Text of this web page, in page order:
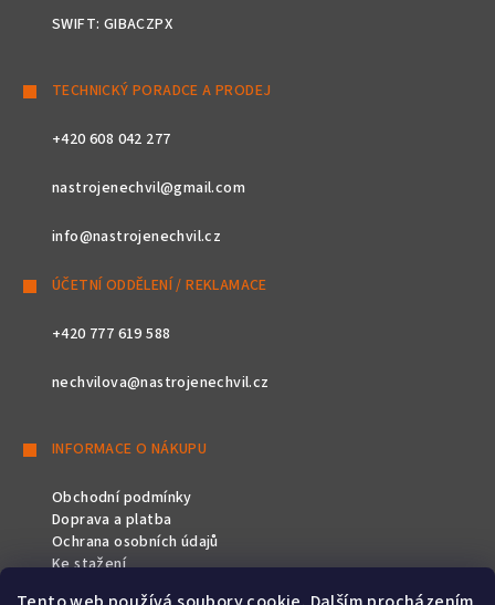
SWIFT: GIBACZPX
TECHNICKÝ PORADCE A PRODEJ
+420 608 042 277
nastrojenechvil@gmail.com
info@nastrojenechvil.cz
ÚČETNÍ ODDĚLENÍ / REKLAMACE
+420 777 619 588
nechvilova@nastrojenechvil.cz
INFORMACE O NÁKUPU
Obchodní podmínky
Doprava a platba
Ochrana osobních údajů
Ke stažení